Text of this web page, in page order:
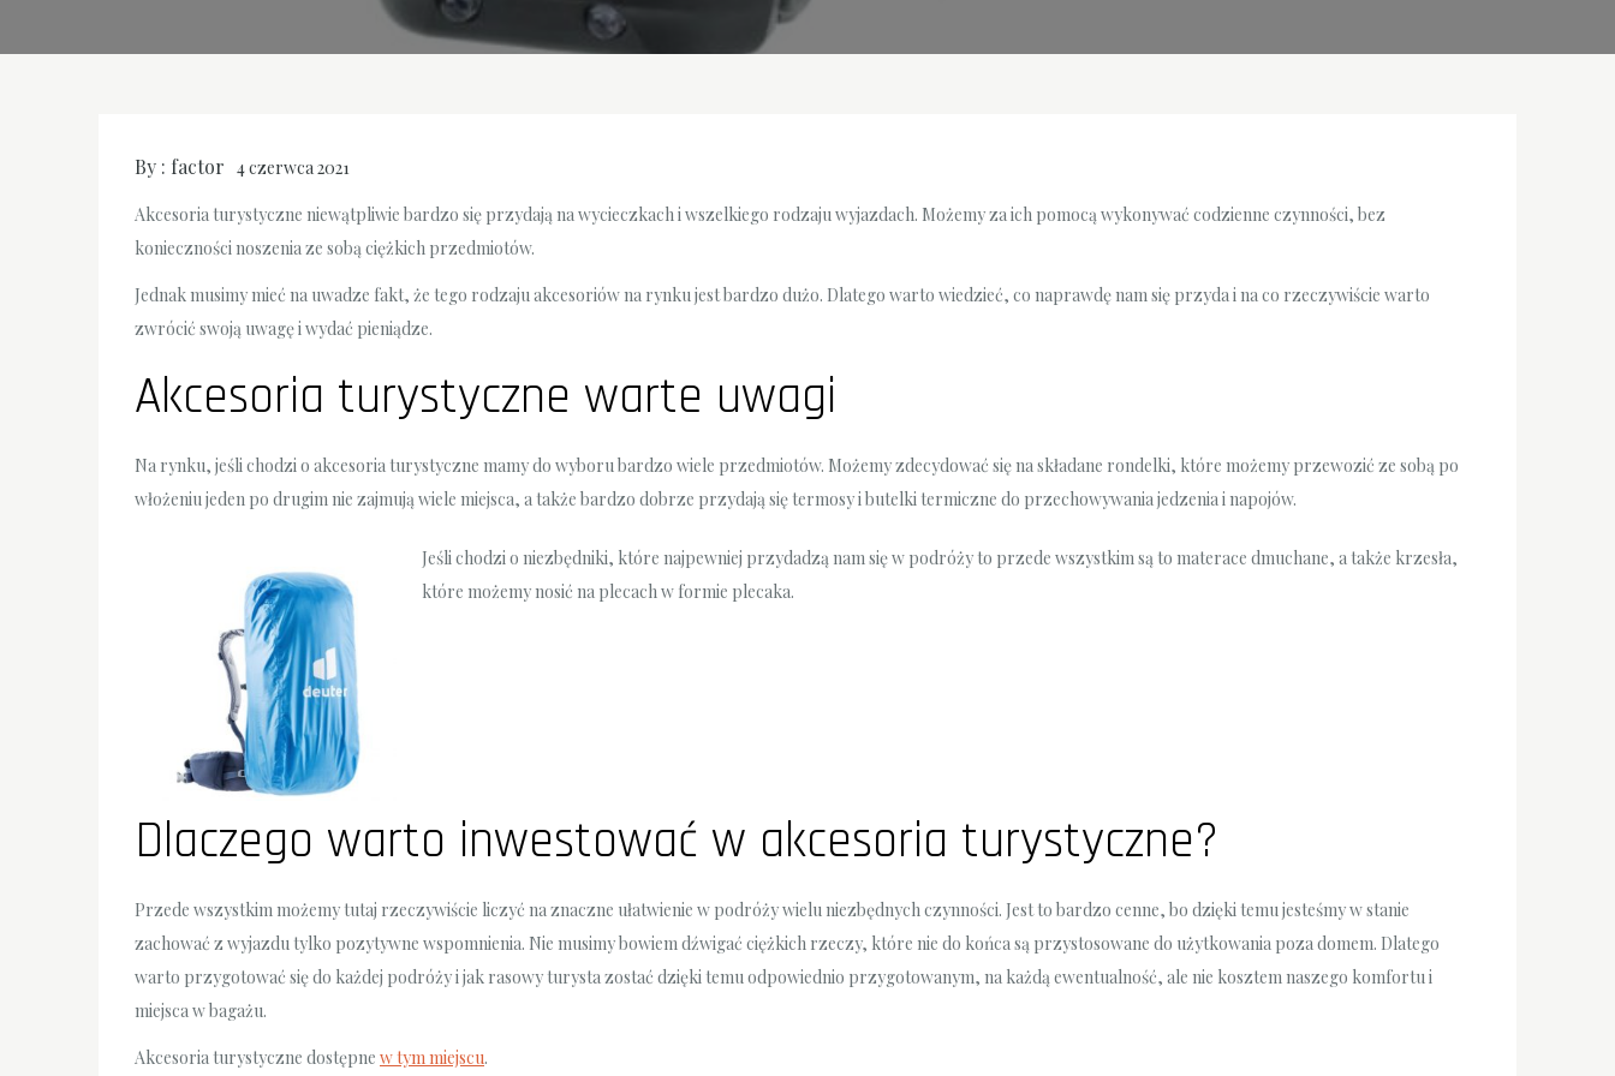
By : factor 4 czerwca 2021
Akcesoria turystyczne niewątpliwie bardzo się przydają na wycieczkach i wszelkiego rodzaju wyjazdach. Możemy za ich pomocą wykonywać codzienne czynności, bez
konieczności noszenia ze sobą ciężkich przedmiotów.
Jednak musimy mieć na uwadze fakt, że tego rodzaju akcesoriów na rynku jest bardzo dużo. Dlatego warto wiedzieć, co naprawdę nam się przyda i na co rzeczywiście warto
zwrócić swoją uwagę i wydać pieniądze.
Akcesoria turystyczne warte uwagi
Na rynku, jeśli chodzi o akcesoria turystyczne mamy do wyboru bardzo wiele przedmiotów. Możemy zdecydować się na składane rondelki, które możemy przewozić ze sobą po
włożeniu jeden po drugim nie zajmują wiele miejsca, a także bardzo dobrze przydają się termosy i butelki termiczne do przechowywania jedzenia i napojów.
Jeśli chodzi o niezbędniki, które najpewniej przydadzą nam się w podróży to przede wszystkim są to materace dmuchane, a także krzesła,
które możemy nosić na plecach w formie plecaka.
Dlaczego warto inwestować w akcesoria turystyczne?
Przede wszystkim możemy tutaj rzeczywiście liczyć na znaczne ułatwienie w podróży wielu niezbędnych czynności. Jest to bardzo cenne, bo dzięki temu jesteśmy w stanie
zachować z wyjazdu tylko pozytywne wspomnienia. Nie musimy bowiem dźwigać ciężkich rzeczy, które nie do końca są przystosowane do użytkowania poza domem. Dlatego
warto przygotować się do każdej podróży i jak rasowy turysta zostać dzięki temu odpowiednio przygotowanym, na każdą ewentualność, ale nie kosztem naszego komfortu i
miejsca w bagażu.
Akcesoria turystyczne dostępne w tym miejscu.